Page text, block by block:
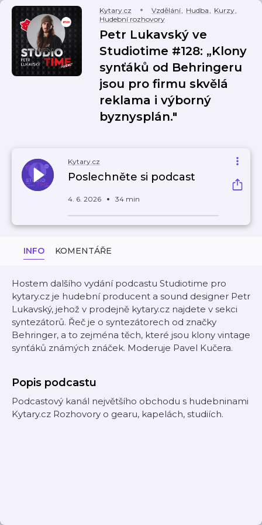
Kytary.cz Vzdělání, Hudba, Kurzy,
Hudební rozhovory
Petr Lukavský ve
Studiotime #128: „Klony
synťáků od Behringeru
jsou pro firmu skvělá
reklama i výborný
byznysplán."
Kytary.cz
Poslechněte si podcast
4. 6. 2026 34 min
INFO KOMENTÁŘE
Hostem dalšího vydání podcastu Studiotime pro
kytary.cz je hudební producent a sound designer Petr
Lukavský, jehož v prodejně kytary.cz najdete v sekci
syntezátorů. Řeč je o syntezátorech od značky
Behringer, a to zejména těch, které jsou klony vintage
synťáků známých znáček. Moderuje Pavel Kučera.
Popis podcastu
Podcastový kanál největšího obchodu s hudebninami
Kytary.cz Rozhovory o gearu, kapelách, studiích.